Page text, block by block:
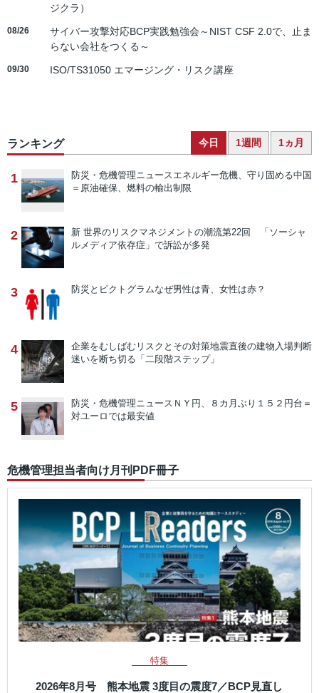
ジクラ）
08/26
サイバー攻撃対応BCP実践勉強会～NIST CSF 2.0で、止ま
らない会社をつくる～
09/30 ISO/TS31050 エマージング・リスク講座
ランキング 今日 1週間 1ヵ月
1 防災・危機管理ニュースエネルギー危機、守り固める中国
＝原油確保、燃料の輸出制限
2 新 世界のリスクマネジメントの潮流第22回 「ソーシャ
ルメディア依存症」で訴訟が多発
3 防災とピクトグラムなぜ男性は青、女性は赤？
4 企業をむしばむリスクとその対策地震直後の建物入場判断
迷いを断ち切る「二段階ステップ」
5 防災・危機管理ニュース ＮＹ円、８カ月ぶり１５２円台＝
対ユーロでは最安値
危機管理担当者向け月刊PDF冊子
特集
2026年8月号 熊本地震 3度目の震度7／BCP見直し